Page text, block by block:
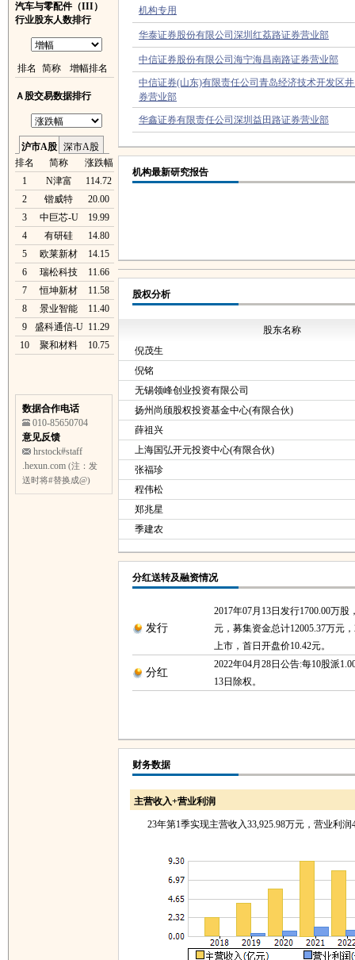
汽车与零配件（III）
行业股东人数排行
排名 简称 增幅排名
Ａ股交易数据排行
沪市A股 深市A股
排名
简称
涨跌幅
1
N津富
114.72
2
锴威特
20.00
3
中巨芯-U
19.99
4
有研硅
14.80
5
欧莱新材
14.15
6
瑞松科技
11.66
7
恒坤新材
11.58
8
景业智能
11.40
9
盛科通信-U 11.29
10
聚和材料 10.75
数据合作电话
010-85650704
意见反馈
hrstock#staff
.hexun.com (注：发
送时将#替换成@)
机构专用
华泰证券股份有限公司深圳红荔路证券营业部
中信证券股份有限公司海宁海昌南路证券营业部
中信证券(山东)有限责任公司青岛经济技术开发区
券营业部
华鑫证券有限责任公司深圳益田路证券营业部
机构最新研究报告
股权分析
股东名称
倪茂生
倪铭
无锡领峰创业投资有限公司
扬州尚颀股权投资基金中心(有限合伙)
薛祖兴
上海国弘开元投资中心(有限合伙)
张福珍
程伟松
郑兆星
季建农
分红送转及融资情况
发行
2017年07月13日发行1700.00万股
元，募集资金总计12005.37万元
上市，首日开盘价10.42元。
分红
2022年04月28日公告:每10股派
13日除权。
财务数据
主营收入+营业利润
23年第1季实现主营收入33,925.98万元，营业利润